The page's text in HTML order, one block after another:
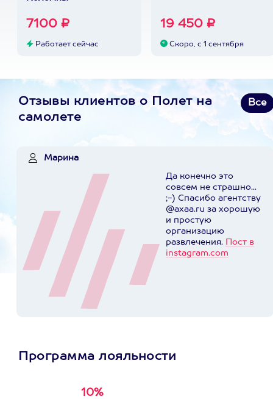
7100 ₽
Работает сейчас
19 450 ₽
Скоро, с 1 сентября
Отзывы клиентов о Полет на
самолете
Все
Марина
Да конечно это
совсем не страшно...
;-) Спасибо агентству
@axaa.ru за хорошую
и простую
организацию
развлечения. Пост в
instagram.com
Программа лояльности
10%